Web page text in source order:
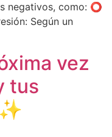
negativos, como: ⭕
Según un
vez
tus